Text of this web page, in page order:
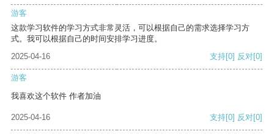
游客
这款学习软件的学习方式非常灵活，可以根据自己的需求选择学习方
式。我可以根据自己的时间安排学习进度。
2025-04-16
支持[0] 反对[0]
游客
我喜欢这个软件 作者加油
2025-04-16 支持[0] 反对[0]